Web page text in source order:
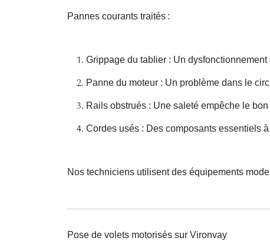
Pannes courants traités :
Grippage du tablier : Un
Panne du moteur : Un problème dans le
Rails obstrués : Une saleté empêche le
Cordes usés : Des composants essentiels
Nos techniciens utilisent des équipements
Pose de volets motorisés sur Vironvay